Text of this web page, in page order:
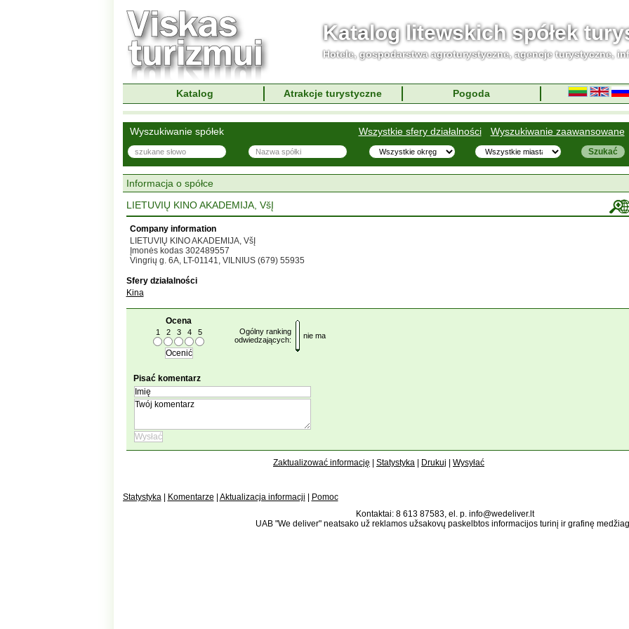
Katalog litewskich spółek
Hotele, gospodarstwa agroturystyczne, agencje turystyczne,
Katalog Atrakcje turystyczne Pogoda
Wszystkie sfery działalności Wyszukiwanie zaawansowane
Wyszukiwanie spółek
Informacja o spółce
LIETUVIŲ KINO AKADEMIJA, VšĮ
Company information
LIETUVIŲ KINO AKADEMIJA, VšĮ
Įmonės kodas 302489557
Vingrių g. 6A, LT-01141, VILNIUS (679) 55935
Sfery działalności
Kina
Ocena
1 2 3 4 5
Ogólny ranking
odwiedzających:
nie ma
Pisać komentarz
Zaktualizować informację Statystyka Drukuj Wysyłać
Statystyka Komentarze Aktualizacja informacji
Pomoc
Kontaktai: 8 613 87583, el. p. info@wedeliver.lt
UAB "We deliver" neatsako už reklamos užsakovų paskelbtos informacijos turinį ir grafinę